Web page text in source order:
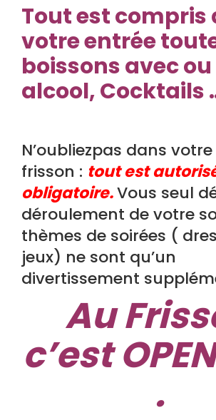
Tout est compris
votre entrée
boissons avec
alcool, Cocktails
N’oubliezpas dans
frisson : tout est
obligatoire.Vous seul
déroulement de votre
thèmes de soirées (
jeux) ne sont qu’un
divertissement
Au
c’est
.